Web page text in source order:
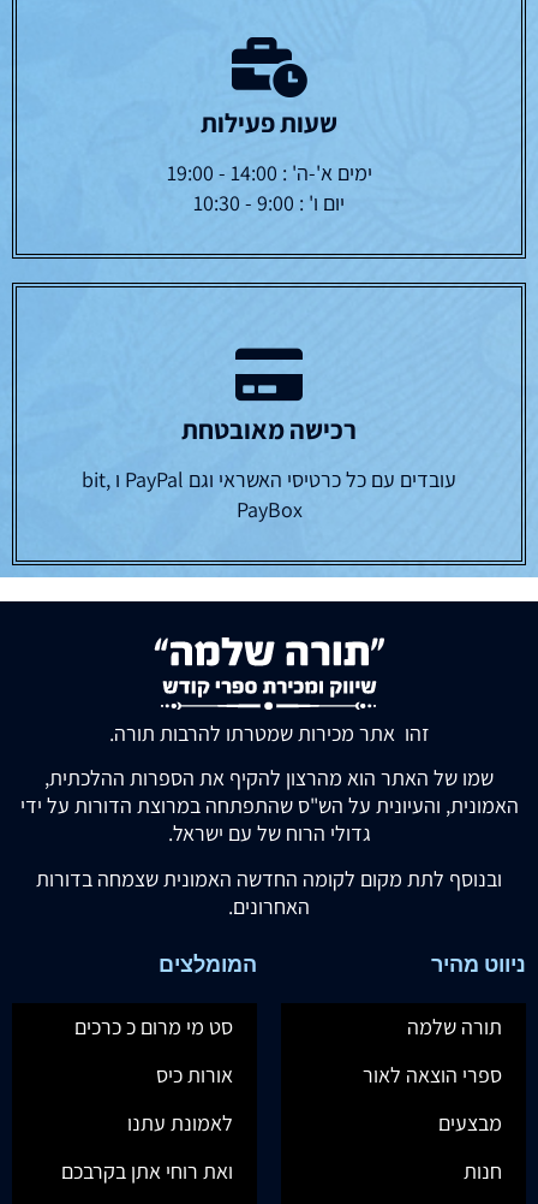
שעות פעילות
ימים א'-ה' : 14:00 - 19:00
יום ו' : 9:00 - 10:30
רכישה מאובטחת
עובדים עם כל כרטיסי האשראי וגם PayPal ו bit,
PayBox
זהו אתר מכירות שמטרתו להרבות תורה.
שמו של האתר הוא מהרצון להקיף את הספרות ההלכתית,
האמונית, והעיונית על הש"ס שהתפתחה במרוצת הדורות על ידי
גדולי הרוח של עם ישראל.
ובנוסף לתת מקום לקומה החדשה האמונית שצמחה בדורות
האחרונים.
ניווט מהיר
תורה שלמה
ספרי הוצאה לאור
מבצעים
חנות
המומלצים
סט מי מרום כ כרכים
אורות כיס
לאמונת עתנו
ואת רוחי אתן בקרבכם